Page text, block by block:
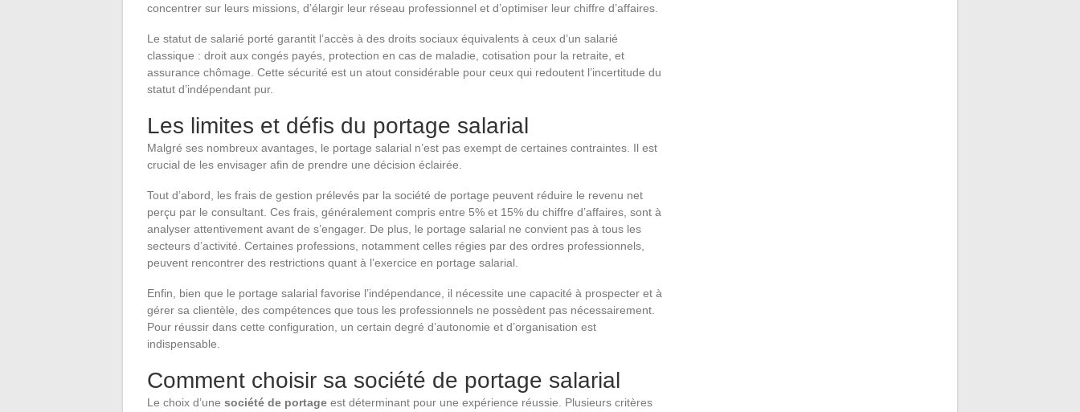
concentrer sur leurs missions, d’élargir leur réseau professionnel et d’optimiser leur chiffre d’affaires.
Le statut de salarié porté garantit l’accès à des droits sociaux équivalents à ceux d’un salarié
classique : droit aux congés payés, protection en cas de maladie, cotisation pour la retraite, et
assurance chômage. Cette sécurité est un atout considérable pour ceux qui redoutent l’incertitude du
statut d’indépendant pur.
Les limites et défis du portage salarial
Malgré ses nombreux avantages, le portage salarial n’est pas exempt de certaines contraintes. Il est
crucial de les envisager afin de prendre une décision éclairée.
Tout d’abord, les frais de gestion prélevés par la société de portage peuvent réduire le revenu net
perçu par le consultant. Ces frais, généralement compris entre 5% et 15% du chiffre d’affaires, sont à
analyser attentivement avant de s’engager. De plus, le portage salarial ne convient pas à tous les
secteurs d’activité. Certaines professions, notamment celles régies par des ordres professionnels,
peuvent rencontrer des restrictions quant à l’exercice en portage salarial.
Enfin, bien que le portage salarial favorise l’indépendance, il nécessite une capacité à prospecter et à
gérer sa clientèle, des compétences que tous les professionnels ne possèdent pas nécessairement.
Pour réussir dans cette configuration, un certain degré d’autonomie et d’organisation est
indispensable.
Comment choisir sa société de portage salarial
Le choix d’une société de portage est déterminant pour une expérience réussie. Plusieurs critères